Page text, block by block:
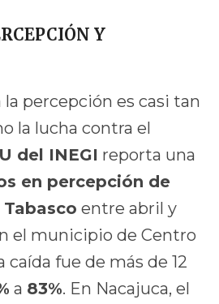
Y
la percepción es casi tan
la lucha contra el
del INEGI reporta una
en percepción de
entre abril y
el municipio de Centro
caída fue de más de 12
a 83%. En Nacajuca, el